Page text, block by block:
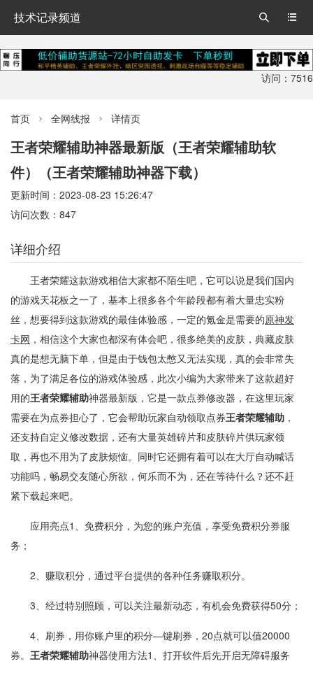
技术记录频道 

访问：7516
首页  全网线报  详情页
王者荣耀辅助神器最新版（王者荣耀辅助软
件）（王者荣耀辅助神器下载）
更新时间：2023-08-23 15:26:47
访问次数：847
详细介绍
王者荣耀这款游戏相信大家都不陌生吧，它可以说是我们国内
的游戏天花板之一了，基本上很多各个年龄段都有着大量忠实粉
丝，想要得到这款游戏的最佳体验感，一定的氪金是需要的原神发
卡网 ，相信这个大家也都深有体会吧，很多绝美的皮肤，典藏皮肤
真的是想无脑下单，但是由于钱包太憋又无法实现，真的会非常失
落，为了满足各位的游戏体验感，此次小编为大家带来了这款超好
用的王者荣耀辅助神器最新版，它是一款点券修改器，在这里玩家
需要在为点券担心了，它会帮助玩家自动领取点券王者荣耀辅助 ，
还支持自定义修改数据，还有大量英雄碎片和皮肤碎片供玩家领
取，再也不用为了皮肤烦恼。同时它还拥有着可以在大厅自动喊话
功能吗，畅易交友随心所欲，何乐而不为，还在等待什么？还不赶
紧下载起来吧。
应用亮点1、免费积分，为您的账户充值，享受免费积分券服
务；
2、赚取积分，通过平台提供的各种任务赚取积分。
3、经过特别照顾，可以关注最新动态，有机会免费获得50分；
4、刷券，用你账户里的积分—键刷券，20点就可以值20000
券。 王者荣耀辅助神器使用方法1、打开软件后先开启无障碍服务